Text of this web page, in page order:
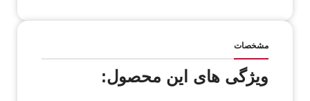
مشخصات
ویژگی های این محصول: